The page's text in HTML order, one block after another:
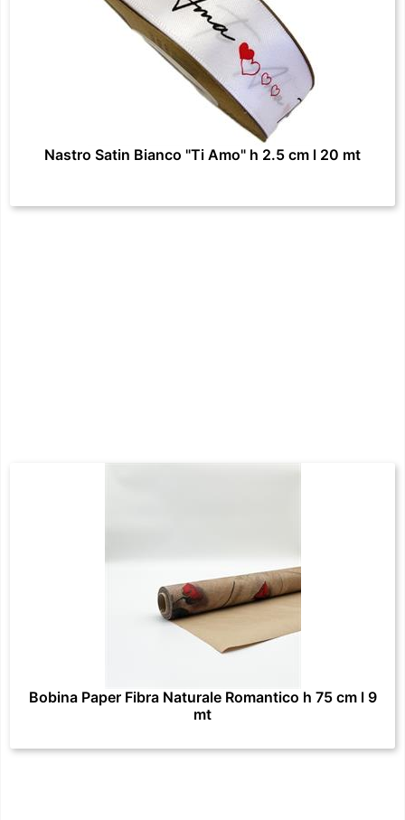
Nastro Satin Bianco "Ti Amo" h 2.5 cm l 20 mt
Bobina Paper Fibra Naturale Romantico h 75 cm l 9
mt